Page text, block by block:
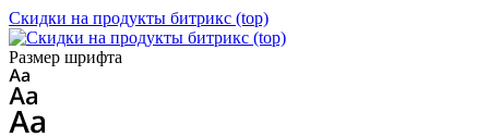
Скидки на продукты битрикс (top)
Размер шрифта